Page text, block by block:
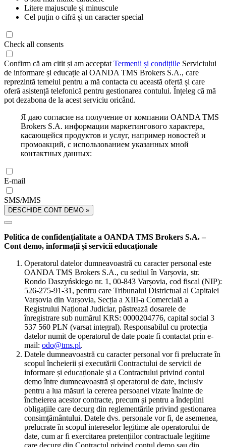
Litere majuscule și minuscule
Cel puțin o cifră și un caracter special
Check all consents
Confirm că am citit și am acceptat Termenii și condițiile Serviciului
de informare și educație al OANDA TMS Brokers S.A., care
reprezintă temeiul pentru a mă contacta cu această ofertă și care
oferă asistență telefonică pentru gestionarea contului. Înțeleg că mă
pot dezabona de la acest serviciu oricând.
Я даю согласие на получение от компании OANDA TMS
Brokers S.A. информации маркетингового характера,
касающейся продуктов и услуг, например новостей и
промоакций, с использованием указанных мной
контактных данных:
E-mail
SMS/MMS
DESCHIDE CONT DEMO »
Politica de confidențialitate a OANDA TMS Brokers S.A. –
Cont demo, informații și servicii educaționale
Operatorul datelor dumneavoastră cu caracter personal este
OANDA TMS Brokers S.A., cu sediul în Varșovia, str.
Rondo Daszyńskiego nr. 1, 00-843 Varșovia, cod fiscal (NIP):
526-275-91-31, pentru care Tribunalul Districtual al Capitalei
Varșovia din Varșovia, Secția a XIII-a Comercială a
Registrului Național Judiciar, păstrează dosarele de
înregistrare sub numărul KRS: 0000204776, capital social 3
537 560 PLN (varsat integral). Responsabilul cu protecția
datelor numit de operatorul de date poate fi contactat prin e-
mail: odo@tms.pl.
Datele dumneavoastră cu caracter personal vor fi prelucrate în
scopul încheierii și executării Contractului de servicii de
informare și educaționale și a Contractului privind contul
demo între dumneavoastră și operatorul de date, inclusiv
pentru a lua măsuri la cererea persoanei vizate înainte de
încheierea acestor contracte, precum și pentru a îndeplini
obligațiile care decurg din reglementările privind gestionarea
consimțământului. Datele dvs. personale vor fi, de asemenea,
prelucrate în scopul intereselor legitime ale operatorului de
date, cum ar fi exercitarea pretențiilor contractuale legitime
care decurg din Contractul privind contul demo sau din